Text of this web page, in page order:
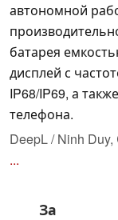
автономной
батарея
дисплей с
IP68/IP69, а
телефона.
DeepL / Ninh Duy,
...
За